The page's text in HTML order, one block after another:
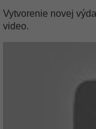
Vytvorenie novej
video.